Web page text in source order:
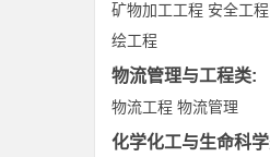
矿物加工工程 安全工程
绘工程
物流管理与工程类:
物流工程 物流管理
化学化工与生命科